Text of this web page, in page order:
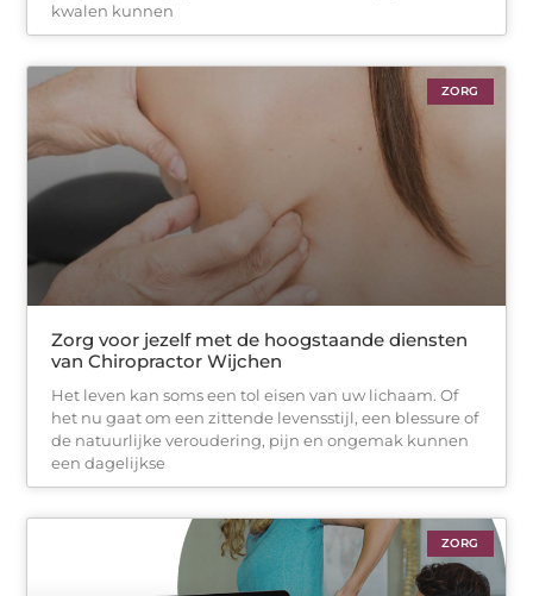
kwalen kunnen
ZORG
Zorg voor jezelf met de hoogstaande diensten
van Chiropractor Wijchen
Het leven kan soms een tol eisen van uw lichaam. Of
het nu gaat om een zittende levensstijl, een blessure of
de natuurlijke veroudering, pijn en ongemak kunnen
een dagelijkse
ZORG